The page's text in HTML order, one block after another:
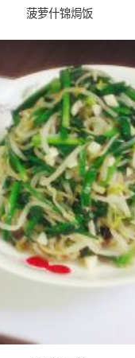
菠萝什锦焗饭